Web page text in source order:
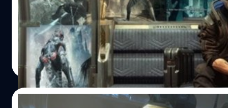
โลกอนาคตที่เสื่อมโทรมอารยธรรมมนุษย์ล่มสลายขาดแคลน
อาหารจนต้องฆ่ากัน กับอีกแบบคืออนาคตที่ล้ำยุคมีหุ่นยนต์มี
เทคโนโลยีที่ทันสมัยเกินกว่าที่เราจะคิดถึง โดยเฉพาะในวิดีโอ
เราเล่นนั้นเราจะสัมผัสได้ถึงความล้ำยุคเหล่านั้นได้มากกว่ากา
ภาพยนตร์ เพราะหลาย ๆ อย่างที่ล้ำยุคในเกมนั้นเราต้องเดินไ
งานหรือใช้งานมัน มากกว่าภาพยนตร์ที่เราทำได้เพียงแค่นั่งดู
เราคิดไปว่าสิ่งต่าง ๆ ที่ล้ำอนาคตเหล่านั้นมีแค่ในวิดีโอเกมกับ
ภาพยนตร์อย่างเดียว สิ่งต่าง ๆ เหล่านั้นคงยังไม่มีในยุคของเร
Wiwat Kerdsomjit| 2198 days ago
Read More